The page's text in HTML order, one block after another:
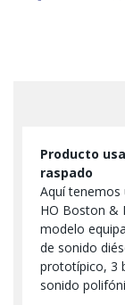
Producto
raspado
Aquí tenemos
HO Boston &
modelo
de sonido
prototípico, 3
sonido